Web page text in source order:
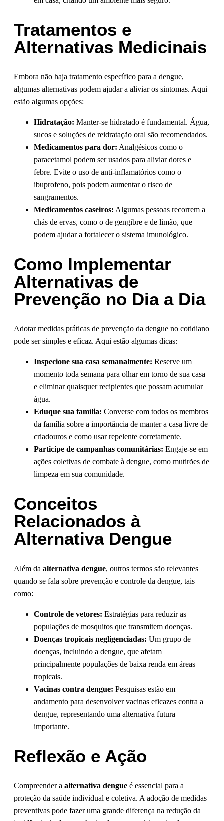
Tratamentos e
Alternativas Medicinais
Embora não haja tratamento específico para a dengue,
algumas alternativas podem ajudar a aliviar os sintomas. Aqui
estão algumas opções:
Hidratação: Manter-se hidratado é fundamental. Água,
sucos e soluções de reidratação oral são recomendados.
Medicamentos para dor: Analgésicos como o
paracetamol podem ser usados para aliviar dores e
febre. Evite o uso de anti-inflamatórios como o
ibuprofeno, pois podem aumentar o risco de
sangramentos.
Medicamentos caseiros: Algumas pessoas recorrem a
chás de ervas, como o de gengibre e de limão, que
podem ajudar a fortalecer o sistema imunológico.
Como Implementar
Alternativas de
Prevenção no Dia a Dia
Adotar medidas práticas de prevenção da dengue no cotidiano
pode ser simples e eficaz. Aqui estão algumas dicas:
Inspecione sua casa semanalmente: Reserve um
momento toda semana para olhar em torno de sua casa
e eliminar quaisquer recipientes que possam acumular
água.
Eduque sua família: Converse com todos os membros
da família sobre a importância de manter a casa livre de
criadouros e como usar repelente corretamente.
Participe de campanhas comunitárias: Engaje-se em
ações coletivas de combate à dengue, como mutirões de
limpeza em sua comunidade.
Conceitos
Relacionados à
Alternativa Dengue
Além da alternativa dengue, outros termos são relevantes
quando se fala sobre prevenção e controle da dengue, tais
como:
Controle de vetores: Estratégias para reduzir as
populações de mosquitos que transmitem doenças.
Doenças tropicais negligenciadas: Um grupo de
doenças, incluindo a dengue, que afetam
principalmente populações de baixa renda em áreas
tropicais.
Vacinas contra dengue: Pesquisas estão em
andamento para desenvolver vacinas eficazes contra a
dengue, representando uma alternativa futura
importante.
Reflexão e Ação
Compreender a alternativa dengue é essencial para a
proteção da saúde individual e coletiva. A adoção de medidas
preventivas pode fazer uma grande diferença na redução da